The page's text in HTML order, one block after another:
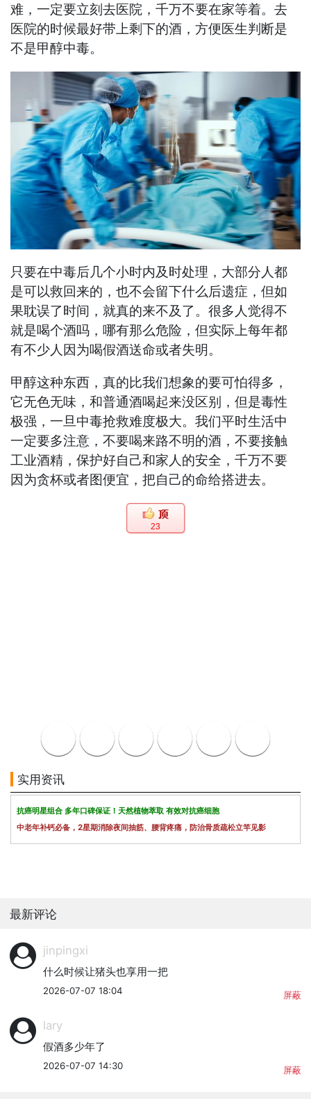
难，一定要立刻去医院，千万不要在家等着。去
医院的时候最好带上剩下的酒，方便医生判断是
不是甲醇中毒。
只要在中毒后几个小时内及时处理，大部分人都
是可以救回来的，也不会留下什么后遗症，但如
果耽误了时间，就真的来不及了。很多人觉得不
就是喝个酒吗，哪有那么危险，但实际上每年都
有不少人因为喝假酒送命或者失明。
甲醇这种东西，真的比我们想象的要可怕得多，
它无色无味，和普通酒喝起来没区别，但是毒性
极强，一旦中毒抢救难度极大。我们平时生活中
一定要多注意，不要喝来路不明的酒，不要接触
工业酒精，保护好自己和家人的安全，千万不要
因为贪杯或者图便宜，把自己的命给搭进去。
23
实用资讯
抗癌明星组合 多年口碑保证！天然植物萃取 有效对抗癌细胞
中老年补钙必备，2星期消除夜间抽筋、腰背疼痛，防治骨质疏松立竿见影
最新评论
jinpingxi
什么时候让猪头也享用一把
2026-07-07 18:04 屏蔽
lary
假酒多少年了
2026-07-07 14:30 屏蔽